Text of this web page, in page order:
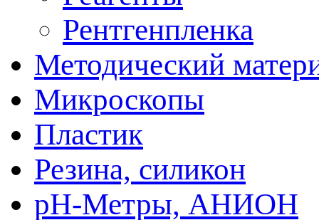
Рентгенпленка
Методический
Микроскопы
Пластик
Резина, силикон
рН-Метры, АНИОН